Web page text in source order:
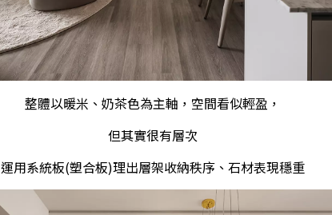
整體以暖米、奶茶色為主軸，空間看似輕盈，
但其實很有層次
運用系統板(塑合板)理出層架收納秩序、石材表現穩重